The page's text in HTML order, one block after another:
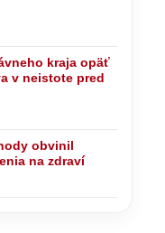
kraja opäť
v neistote pred
obvinil
na zdraví